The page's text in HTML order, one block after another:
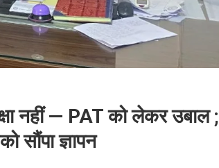
नहीं — PAT को लेकर उबाल ;
सौंपा ज्ञापन